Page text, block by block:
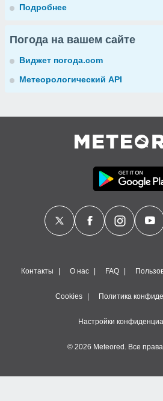
Подробнее
Погода на вашем сайте
Виджет погода.com
Метеорологический API
Контакты О нас FAQ
Cookies Политика
Настройки
© 2026 Meteored. Все